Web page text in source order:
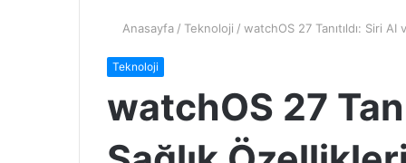
Anasayfa / Teknoloji / watchOS 27 Tanıtıldı: Siri AI
Teknoloji
watchOS 27